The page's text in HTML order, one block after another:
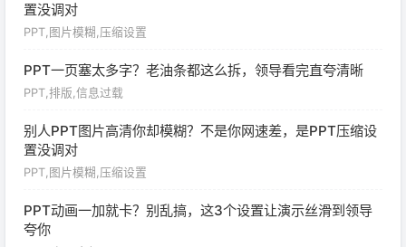
置没调对
PPT,图片模糊,压缩设置
PPT一页塞太多字？老油条都这么拆，领导看完直夸清晰
PPT,排版,信息过载
别人PPT图片高清你却模糊？不是你网速差，是PPT压缩设
置没调对
PPT,图片模糊,压缩设置
PPT动画一加就卡？别乱搞，这3个设置让演示丝滑到领导
夸你